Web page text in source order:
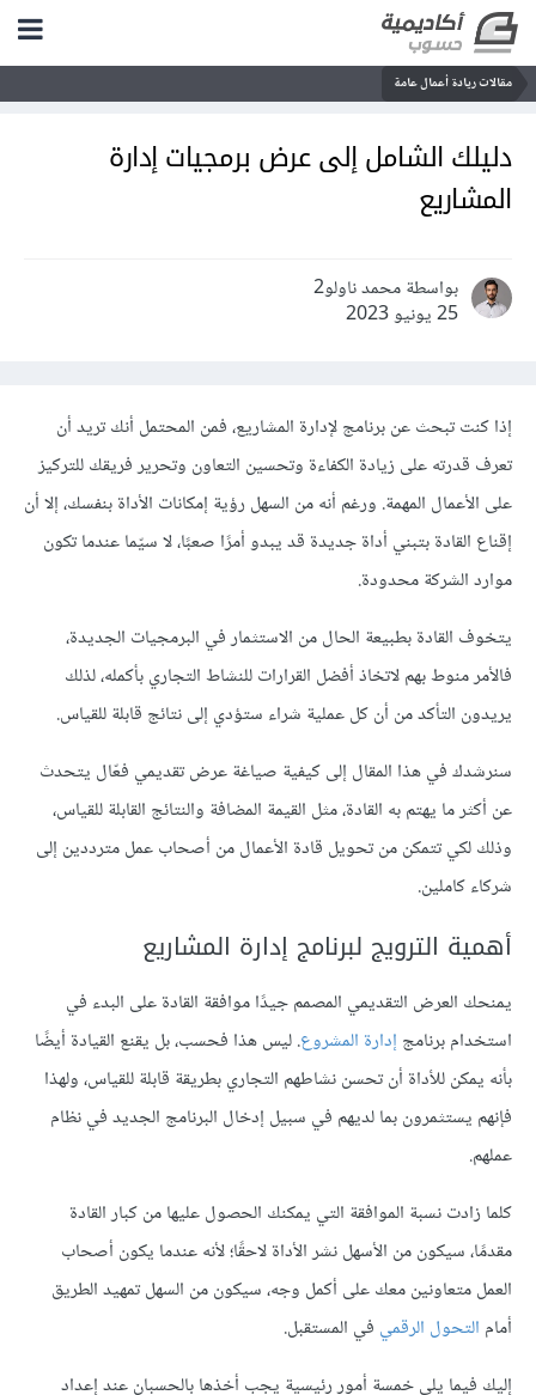
مقالات ريادة أعمال عامة
دليلك الشامل إلى عرض برمجيات إدارة
المشاريع
بواسطة محمد ناولو2
25 يونيو 2023
إذا كنت تبحث عن برنامج لإدارة المشاريع، فمن المحتمل أنك تريد أن
تعرف قدرته على زيادة الكفاءة وتحسين التعاون وتحرير فريقك للتركيز
على الأعمال المهمة. ورغم أنه من السهل رؤية إمكانات الأداة بنفسك، إلا أن
إقناع القادة بتبني أداة جديدة قد يبدو أمرًا صعبًا، لا سيّما عندما تكون
موارد الشركة محدودة.
يتخوف القادة بطبيعة الحال من الاستثمار في البرمجيات الجديدة،
فالأمر منوط بهم لاتخاذ أفضل القرارات للنشاط التجاري بأكمله، لذلك
يريدون التأكد من أن كل عملية شراء ستؤدي إلى نتائج قابلة للقياس.
سنرشدك في هذا المقال إلى كيفية صياغة عرض تقديمي فعّال يتحدث
عن أكثر ما يهتم به القادة، مثل القيمة المضافة والنتائج القابلة للقياس،
وذلك لكي تتمكن من تحويل قادة الأعمال من أصحاب عمل مترددين إلى
شركاء كاملين.
أهمية الترويج لبرنامج إدارة المشاريع
يمنحك العرض التقديمي المصمم جيدًا موافقة القادة على البدء في
استخدام برنامج إدارة المشروع. ليس هذا فحسب، بل يقنع القيادة أيضًا
بأنه يمكن للأداة أن تحسن نشاطهم التجاري بطريقة قابلة للقياس، ولهذا
فإنهم يستثمرون بما لديهم في سبيل إدخال البرنامج الجديد في نظام
عملهم.
كلما زادت نسبة الموافقة التي يمكنك الحصول عليها من كبار القادة
مقدمًا، سيكون من الأسهل نشر الأداة لاحقًا؛ لأنه عندما يكون أصحاب
العمل متعاونين معك على أكمل وجه، سيكون من السهل تمهيد الطريق
أمام التحول الرقمي في المستقبل.
إليك فيما يلي خمسة أمور رئيسية يجب أخذها بالحسبان عند إعداد